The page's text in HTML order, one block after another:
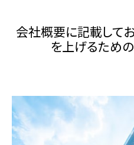
会社概要に記載して
を上げるため